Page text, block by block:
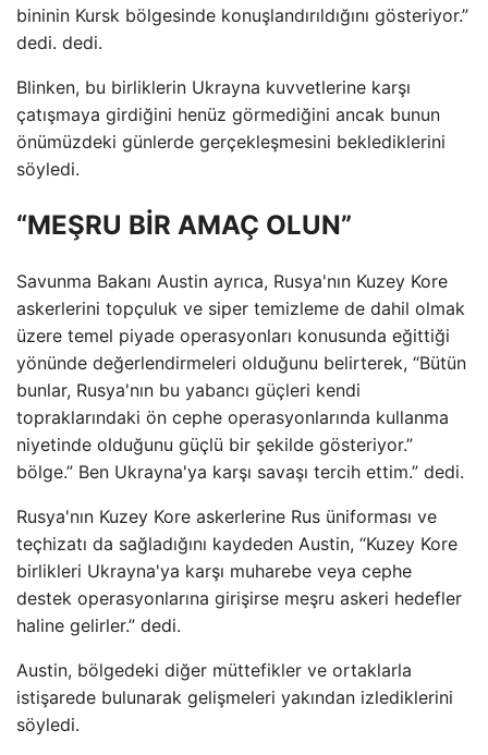
bininin Kursk bölgesinde konuşlandırıldığını gösteriyor.”
dedi. dedi.
Blinken, bu birliklerin Ukrayna kuvvetlerine karşı
çatışmaya girdiğini henüz görmediğini ancak bunun
önümüzdeki günlerde gerçekleşmesini beklediklerini
söyledi.
“MEŞRU BİR AMAÇ OLUN”
Savunma Bakanı Austin ayrıca, Rusya'nın Kuzey Kore
askerlerini topçuluk ve siper temizleme de dahil olmak
üzere temel piyade operasyonları konusunda eğittiği
yönünde değerlendirmeleri olduğunu belirterek, “Bütün
bunlar, Rusya'nın bu yabancı güçleri kendi
topraklarındaki ön cephe operasyonlarında kullanma
niyetinde olduğunu güçlü bir şekilde gösteriyor.”
bölge.” Ben Ukrayna'ya karşı savaşı tercih ettim.” dedi.
Rusya'nın Kuzey Kore askerlerine Rus üniforması ve
teçhizatı da sağladığını kaydeden Austin, “Kuzey Kore
birlikleri Ukrayna'ya karşı muharebe veya cephe
destek operasyonlarına girişirse meşru askeri hedefler
haline gelirler.” dedi.
Austin, bölgedeki diğer müttefikler ve ortaklarla
istişarede bulunarak gelişmeleri yakından izlediklerini
söyledi.